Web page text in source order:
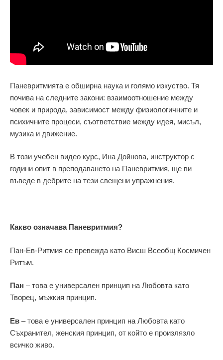
Паневритмията е обширна наука и голямо изкуство. Тя
почива на следните закони: взаимоотношение между
човек и природа, зависимост между физиологичните и
психичните процеси, съответствие между идея, мисъл,
музика и движение.
В този учебен видео курс, Ина Дойнова, инструктор с
години опит в преподаването на Паневритмия, ще ви
въведе в дебрите на тeзи свещени упражнения.
Какво означава Паневритмия?
Пан-Ев-Ритмия се превежда като Висш Всеобщ Космичен
Ритъм.
Пан – това е универсален принцип на Любовта като
Творец, мъжкия принцип.
Ев – това е универсален принцип на Любовта като
Съхранител, женския принцип, от който е произлязло
всичко живо.